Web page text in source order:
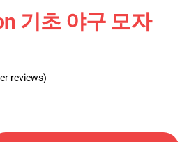
기초 야구 모자
reviews)